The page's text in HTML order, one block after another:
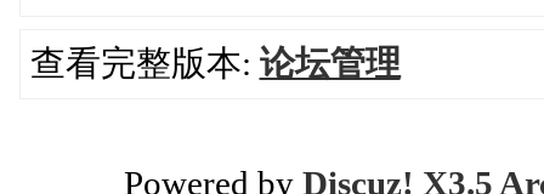
查看完整版本: 论坛管理
Powered by Discuz! X3.5